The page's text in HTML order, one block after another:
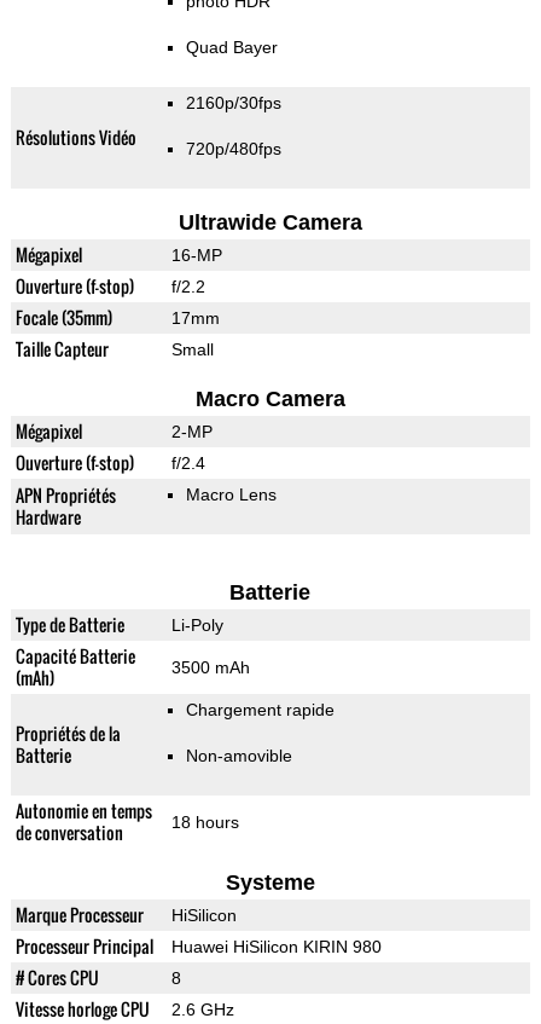
Quad Bayer
Résolutions Vidéo
2160p/30fps
720p/480fps
Ultrawide Camera
Mégapixel 16-MP
Ouverture (f-stop) f/2.2
Focale (35mm) 17mm
Taille Capteur Small
Macro Camera
Mégapixel 2-MP
Ouverture (f-stop) f/2.4
APN Propriétés
Hardware
Macro Lens
Batterie
Type de Batterie Li-Poly
Capacité Batterie
(mAh)
3500 mAh
Propriétés de la
Batterie
Chargement rapide
Non-amovible
Autonomie en temps
de conversation
18 hours
Systeme
Marque Processeur HiSilicon
Processeur Principal Huawei HiSilicon KIRIN 980
# Cores CPU 8
Vitesse horloge CPU 2.6 GHz